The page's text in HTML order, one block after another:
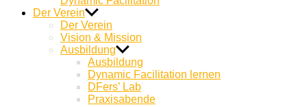
Der Verein
Der Verein
Vision & Mission
Ausbildung
Ausbildung
Dynamic Facilitation lernen
DFers’ Lab
Praxisabende